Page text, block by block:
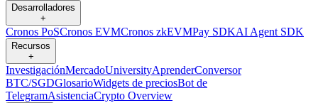
Desarrolladores
+
Cronos PoSCronos EVMCronos zkEVMPay SDKAI Agent SDK
Recursos
+
InvestigaciónMercadoUniversityAprenderConversor
BTC/SGDGlosarioWidgets de preciosBot de
TelegramAsistenciaCrypto Overview